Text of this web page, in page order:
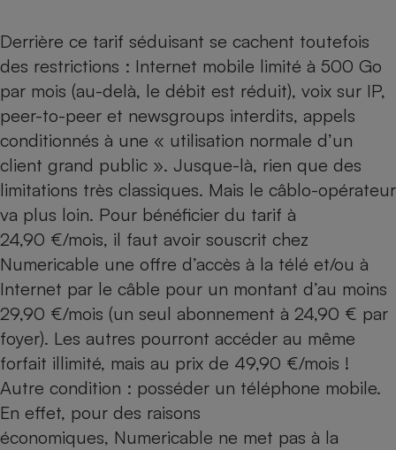
Derrière ce tarif séduisant se cachent toutefois
des restrictions : Internet mobile limité à 500 Go
par mois (au-delà, le débit est réduit), voix sur IP,
peer-to-peer et newsgroups interdits, appels
conditionnés à une « utilisation normale d’un
client grand public ». Jusque-là, rien que des
limitations très classiques. Mais le câblo-opérateur
va plus loin. Pour bénéficier du tarif à
24,90 €/mois, il faut avoir souscrit chez
Numericable une offre d’accès à la télé et/ou à
Internet par le câble pour un montant d’au moins
29,90 €/mois (un seul abonnement à 24,90 € par
foyer). Les autres pourront accéder au même
forfait illimité, mais au prix de 49,90 €/mois !
Autre condition : posséder un téléphone mobile.
En effet, pour des raisons
économiques, Numericable ne met pas à la
bouteille
Banque
Lave-linge
Plaque de cuisson à
induction
Téléviseur
Téléphone mobile -
Smartphone
Matelas
Radiateur électrique
Ventilateur
Antimoustique